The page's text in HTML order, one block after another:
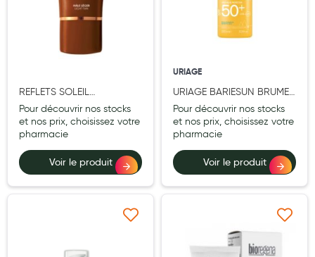
Contactologie
Accessoires pieds et semelles
Douleurs articulaires et musculaires
REFLETS SOLEIL
AUTOBRONZANT CR VIS
HALE LEGER 50ML
Pour découvrir nos stocks
et nos prix, choisissez votre
pharmacie
Voir le produit
URIAGE
URIAGE BARIESUN BRUME
SECHE SPF50+ 200ML
Pour découvrir nos stocks
et nos prix, choisissez votre
pharmacie
Voir le produit
Ajouter à ma liste d’envie Ajouter à ma liste